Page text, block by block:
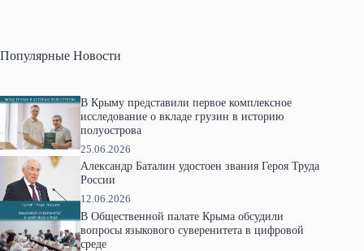
Популярные Новости
В Крыму представили первое комплексное
исследование о вкладе грузин в историю
полуострова
25.06.2026
Александр Баталин удостоен звания Героя Труда
России
12.06.2026
В Общественной палате Крыма обсудили
вопросы языкового суверенитета в цифровой
среде